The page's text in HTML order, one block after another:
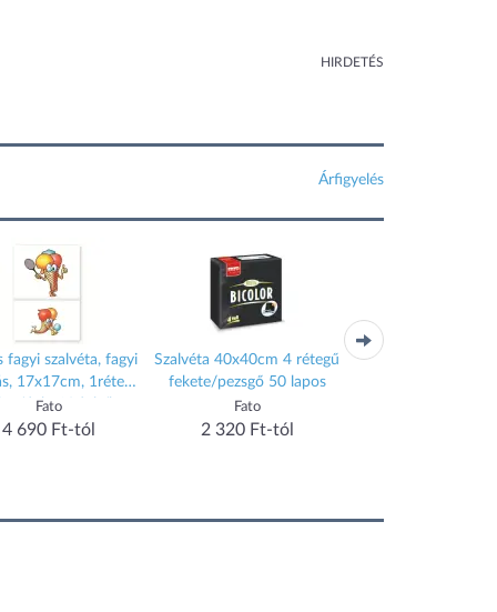
HIRDETÉS
Árfigyelés
fagyi szalvéta, fagyi
17x17cm, 1réteg,
dob, 10dob/kart
Fato
4 690 Ft-tól
Szalvéta 40x40cm 4 rétegű
fekete/pezsgő 50 lapos
Fato
2 320 Ft-tól
Szalvéta 2 rétegű